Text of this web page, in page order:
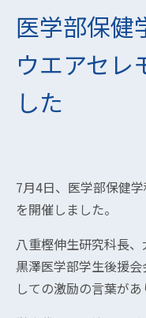
医学部保健
ウエアセレ
した
7月4日、医学部保健
を開催しました。
八重樫伸生研究科長、
黒澤医学部学生後援
しての激励の言葉があ